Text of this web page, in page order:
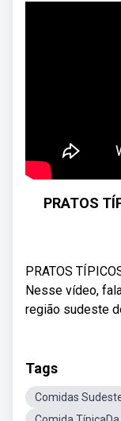
PRATOS
PRATOS
Nesse vídeo,
região sudeste
Tags
Comidas